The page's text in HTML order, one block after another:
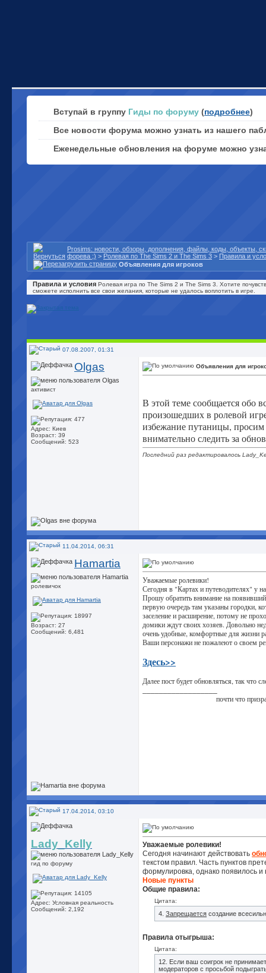
Вступай в группу Гиды по форуму (подробнее)
Все новости форума можно узнать из нашего
Еженедельные обновления на форуме можно
Prosims: новости, обзоры, дополнения, файлы, коды, объекты,
форева ;) > Ролевая по The Sims 2 и The Sims 3 > Правила и
Объявления для игроков
Правила и условия Ролевая игра по The Sims 2 и The Sims 3. Хотите
сможете исполнить все свои желания, которые не удалось воплотить в игре.
07.08.2007, 01:31
Olgas
активист
Адрес: Киев
Возраст: 39
Сообщений: 523
Объявления для
В этой теме сообщается обо
произошедших в ролевой
избежание путаницы, просим
внимательно следить за
Последний раз редактировалось
11.04.2014, 06:31
Hamartia
ролевичок
Возраст: 27
Сообщений: 6,481
Уважаемые ролевики!
Сегодня в "Картах и путеводителях" у
Прошу обратить внимание на
первую очередь там указаны городки,
заселение и расширение, потому не
домики ждут своих хозяев. Довольно
очень удобные, комфортные для жизни
Ваши персонажи не пожалеют о своем
Здесь>>
Далее пост будет обновляться, так что
почти что
17.04.2014, 03:10
Lady_Kelly
гид по форуму
Адрес: Условная реальность
Сообщений: 2,192
Уважаемые ролевики!
Сегодня начинают действовать
текстом правил. Часть пунктов
формулировка, однако появилось и
Новые пункты
Общие правила:
Цитата:
4. Запрещается создание
Правила отыгрыша:
Цитата:
12. Если ваш соигрок не
модераторов с просьбой